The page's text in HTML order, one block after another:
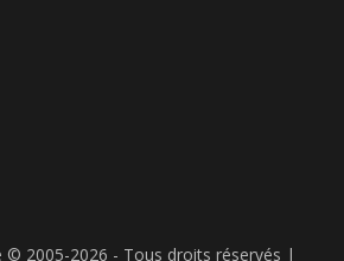
© 2005-2026 - Tous droits réservés |